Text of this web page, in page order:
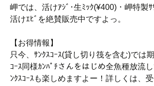
岬では、活けｱｼﾞ･生ﾐｯｸ(¥400)・岬特製ｻ
活けｴﾋﾞを絶賛販売中ですよっ。
【お得情報】
只今、ｻﾝｸｽｺｰｽ(貸し切り筏を含む)では
ｺｰｽ同様ｶﾝﾊﾟﾁさんをはじめ全魚種放流
ﾝｸｽｺｰｽも楽しめますよー！詳しくは、